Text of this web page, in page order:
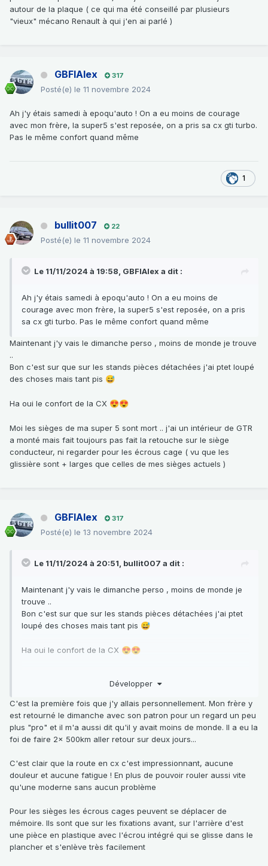
autour de la plaque ( ce qui ma été conseillé par plusieurs
"vieux" mécano Renault à qui j'en ai parlé )
GBFIAlex 317
Posté(e) le 11 novembre 2024
Ah j'y étais samedi à epoqu'auto ! On a eu moins de courage
avec mon frère, la super5 s'est reposée, on a pris sa cx gti turbo.
Pas le même confort quand même
1
bullit007 22
Posté(e) le 11 novembre 2024
Le 11/11/2024 à 19:58, GBFIAlex a dit :
Ah j'y étais samedi à epoqu'auto ! On a eu moins de
courage avec mon frère, la super5 s'est reposée, on a pris
sa cx gti turbo. Pas le même confort quand même
Maintenant j'y vais le dimanche perso , moins de monde je trouve
..
Bon c'est sur que sur les stands pièces détachées j'ai ptet loupé
des choses mais tant pis 😅
Ha oui le confort de la CX 😍😍
Moi les sièges de ma super 5 sont mort .. j'ai un intérieur de GTR
a monté mais fait toujours pas fait la retouche sur le siège
conducteur, ni regarder pour les écrous cage ( vu que les
glissière sont + larges que celles de mes sièges actuels )
GBFIAlex 317
Posté(e) le 13 novembre 2024
Le 11/11/2024 à 20:51, bullit007 a dit :
Maintenant j'y vais le dimanche perso , moins de monde je
trouve ..
Bon c'est sur que sur les stands pièces détachées j'ai ptet
loupé des choses mais tant pis 😅
Ha oui le confort de la CX 😍😍
GTR a monté mais fait toujours pas fait la retouche sur le
siège conducteur, ni regarder pour les écrous cage ( vu
que les glissière sont + larges que celles de mes sièges
Développer
C'est la première fois que j'y allais personnellement. Mon frère y
est retourné le dimanche avec son patron pour un regard un peu
plus "pro" et il m'a aussi dit qu'il y avait moins de monde. Il a eu la
foi de faire 2x 500km aller retour sur deux jours...
C'est clair que la route en cx c'est impressionnant, aucune
douleur et aucune fatigue ! En plus de pouvoir rouler aussi vite
qu'une moderne sans aucun problème
Pour les sièges les écrous cages peuvent se déplacer de
mémoire. Ils sont que sur les fixations avant, sur l'arrière d'est
une pièce en plastique avec l'écrou intégré qui se glisse dans le
plancher et s'enlève très facilement